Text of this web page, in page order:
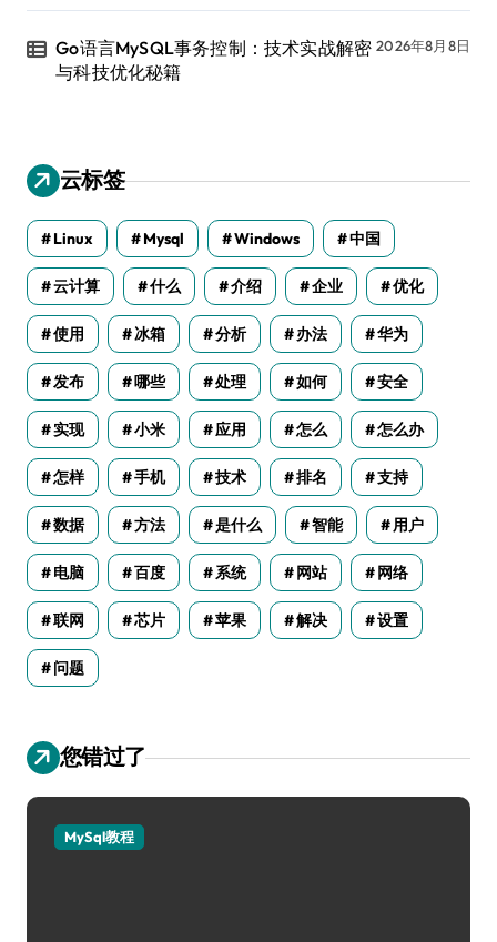
Go语言MySQL事务控制：技术实战解密
与科技优化秘籍
2026年8月8日
云标签
Linux Mysql Windows 中国
云计算 什么 介绍 企业 优化
使用 冰箱 分析 办法 华为
发布 哪些 处理 如何 安全
实现 小米 应用 怎么 怎么办
怎样 手机 技术 排名 支持
数据 方法 是什么 智能 用户
电脑 百度 系统 网站 网络
联网 芯片 苹果 解决 设置
问题
您错过了
MySql教程